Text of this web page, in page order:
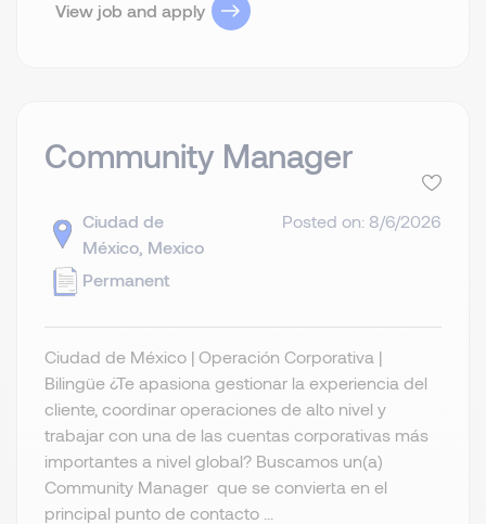
View job and apply
Community Manager
Ciudad de
México, Mexico
Permanent
Posted on: 8/6/2026
Ciudad de México | Operación Corporativa |
Bilingüe ¿Te apasiona gestionar la experiencia del
cliente, coordinar operaciones de alto nivel y
trabajar con una de las cuentas corporativas más
importantes a nivel global? Buscamos un(a)
Community Manager que se convierta en el
principal punto de contacto ...